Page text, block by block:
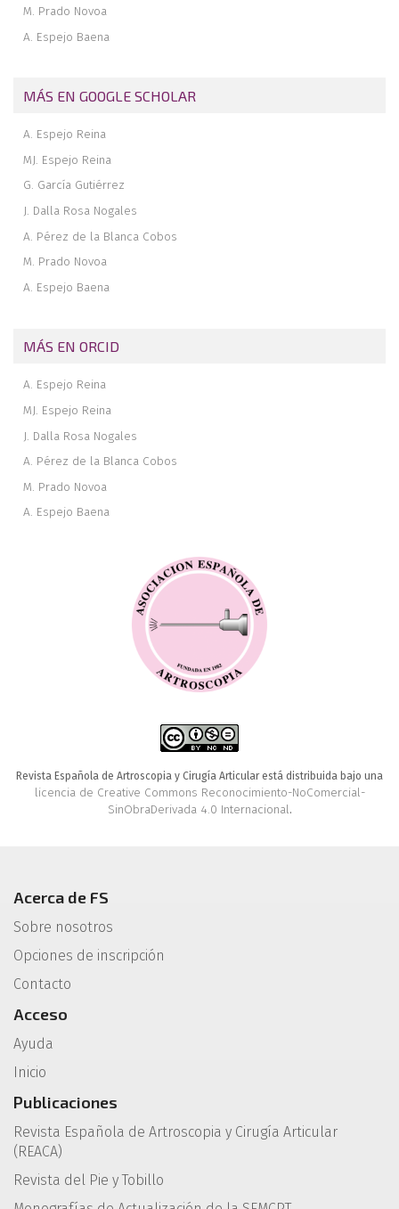
M. Prado Novoa
A. Espejo Baena
MÁS EN GOOGLE SCHOLAR
A. Espejo Reina
MJ. Espejo Reina
G. García Gutiérrez
J. Dalla Rosa Nogales
A. Pérez de la Blanca Cobos
M. Prado Novoa
A. Espejo Baena
MÁS EN ORCID
A. Espejo Reina
MJ. Espejo Reina
J. Dalla Rosa Nogales
A. Pérez de la Blanca Cobos
M. Prado Novoa
A. Espejo Baena
Revista Española de Artroscopia y Cirugía Articular está distribuida bajo una
licencia de Creative Commons Reconocimiento-NoComercial-
SinObraDerivada 4.0 Internacional.
Acerca de FS
Sobre nosotros
Opciones de inscripción
Contacto
Acceso
Ayuda
Inicio
Publicaciones
Revista Española de Artroscopia y Cirugía Articular
(REACA)
Revista del Pie y Tobillo